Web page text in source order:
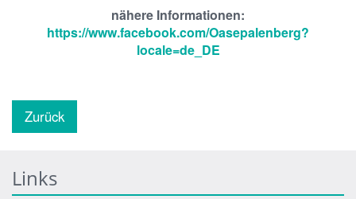
nähere Informationen:
https://www.facebook.com/Oasepalenberg?
locale=de_DE
Zurück
Links